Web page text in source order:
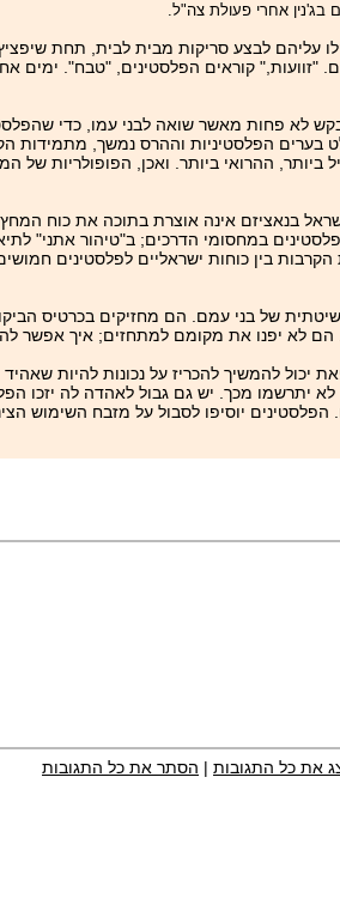
בג'נין אחרי פעולת צה"ל.
עליהם לבצע סריקות מבית לבית, תחת
"זוועות," קוראים הפלסטינים, "טבח". ימים
פחות מאשר שואה לבני עמו, כדי
הפלסטיניות וההרס נמשך, מתמידות
ההרואי ביותר. ואכן, הפופולריות של
בנאציזם אינה אוצרת בתוכה את כוח המחץ
במחסומי הדרכים; ב"טיהור אתני"
בין כוחות ישראליים לפלסטינים
של בני עמם. הם מחזיקים בכרטיס
לא יפנו את מקומם למתחזים; איך אפשר
להמשיך להכריז על נכונות להיות
יתרשמו מכך. יש גם גבול לאהדה לה יזכו
יוסיפו לסבול על מזבח השימוש
את כל התגובות | הסתר את כל התגובות